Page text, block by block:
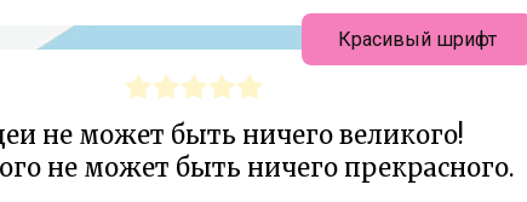
не может быть ничего великого!
не может быть ничего прекрасного.
Красивый шрифт